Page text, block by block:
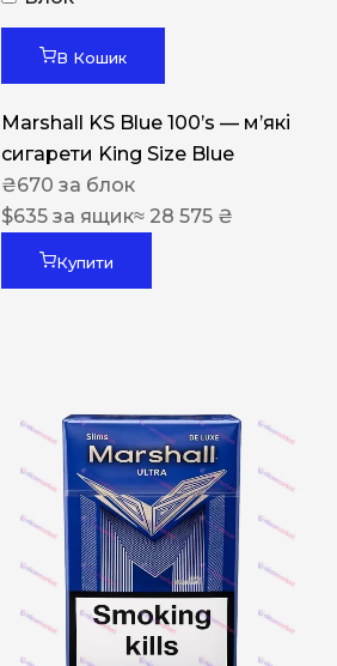
В Кошик
Marshall KS Blue 100’s — м’які
сигарети King Size Blue
₴670 за блок
$635 за ящик≈ 28 575 ₴
Купити